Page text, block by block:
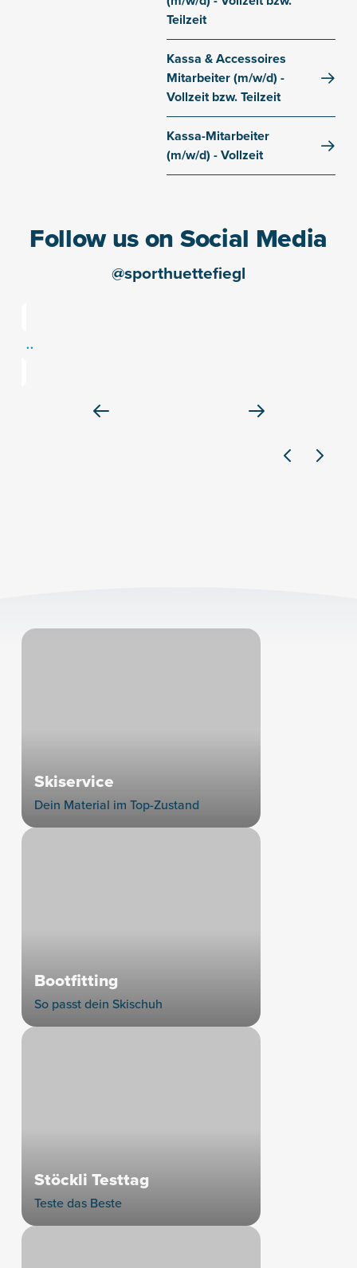
Teilzeit
Hauptfiliale SöldenDorfstraße
Kassa & Accessoires
Mitarbeiter (m/w/d) -
Vollzeit bzw. Teilzeit
Hauptfiliale SöldenDorfstraße
Kassa-Mitarbeiter
(m/w/d) - Vollzeit
Hauptfiliale SöldenDorfstraße
Follow us on Social Media
@sporthuettefiegl
..
Skiservice
Dein Material im Top-Zustand
Bootfitting
So passt dein Skischuh
Stöckli Testtag
Teste das Beste